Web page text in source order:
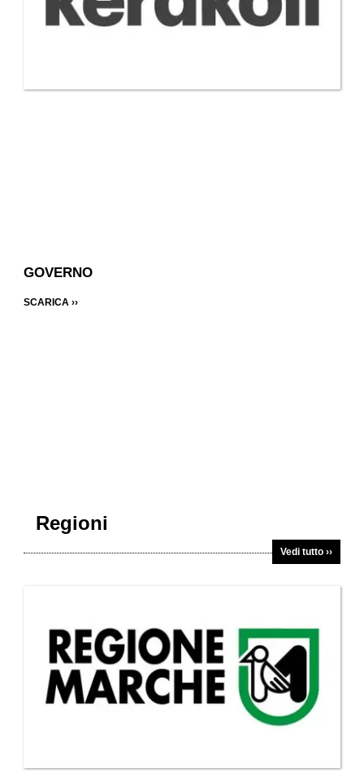
GOVERNO
SCARICA ››
Regioni
Vedi tutto ››